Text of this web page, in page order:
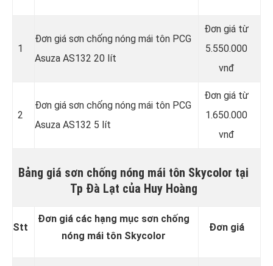
1
Đơn giá sơn chống nóng mái tôn PCG
Asuza AS132 20 lít
Đơn giá từ
5.550.000
vnđ
2
Đơn giá sơn chống nóng mái tôn PCG
Asuza AS132 5 lít
Đơn giá từ
1.650.000
vnđ
Bảng giá sơn chống nóng mái tôn Skycolor tại
Tp Đà Lạt của Huy Hoàng
Stt
Đơn giá các hạng mục sơn chống
nóng mái tôn Skycolor
Đơn giá